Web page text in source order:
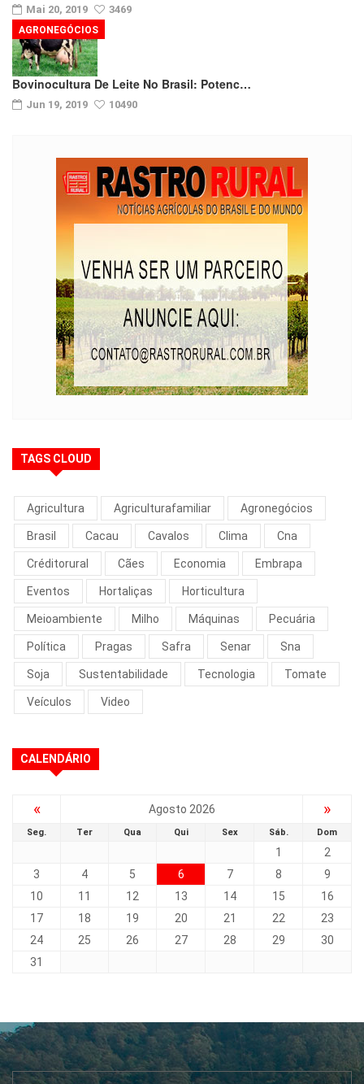
Mai 20, 2019 3469
Bovinocultura De Leite No Brasil: Potenc…
Jun 19, 2019 10490
AGRONEGÓCIOS
TAGS CLOUD
Agricultura Agriculturafamiliar Agronegócios
Brasil Cacau Cavalos Clima Cna
Créditorural Cães Economia Embrapa
Eventos Hortaliças Horticultura
Meioambiente Milho Máquinas Pecuária
Política Pragas Safra Senar Sna
Soja Sustentabilidade Tecnologia Tomate
Veículos Video
CALENDÁRIO
« Agosto 2026 »
Seg. Ter Qua Qui Sex Sáb. Dom
1
2
3
4 5 6 7 8
9
10
11 12 13 14 15
16
17
18 19 20 21 22
23
24
25 26 27 28 29
30
31